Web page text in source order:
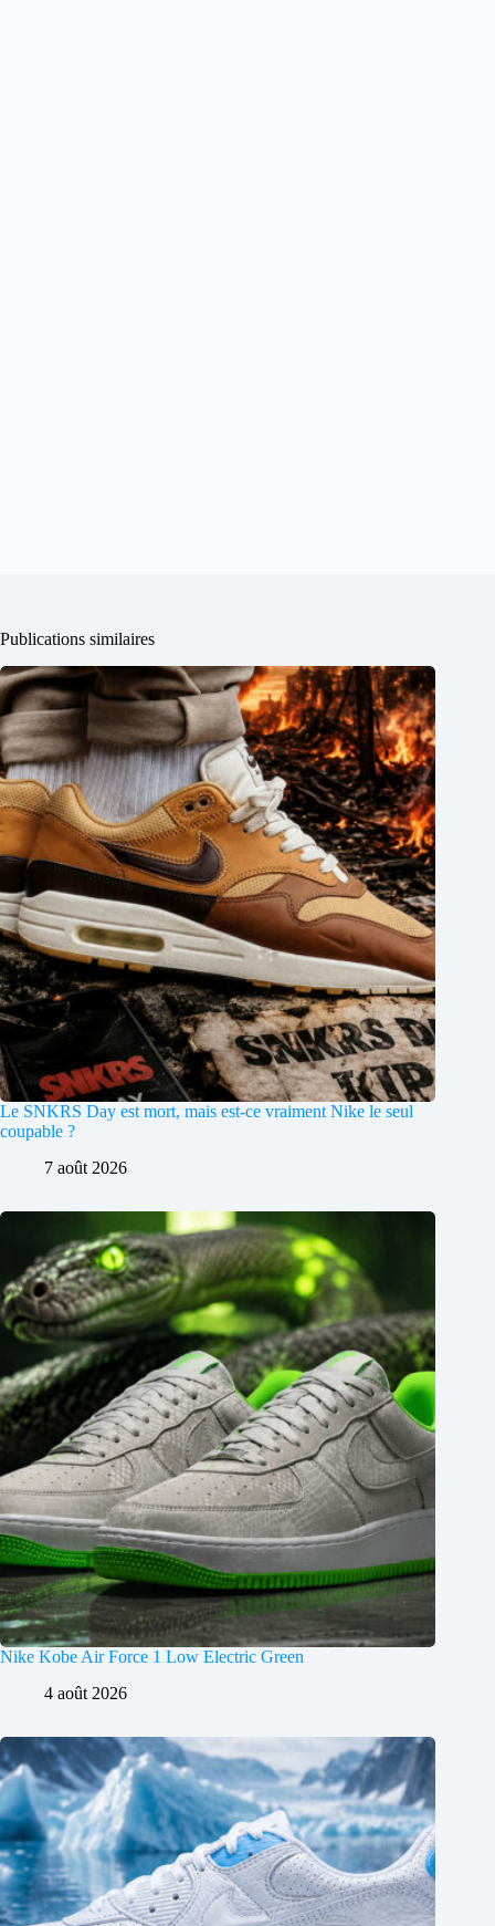
Publications similaires
Le SNKRS Day est mort, mais est-ce vraiment Nike le seul
coupable ?
7 août 2026
Nike Kobe Air Force 1 Low Electric Green
4 août 2026